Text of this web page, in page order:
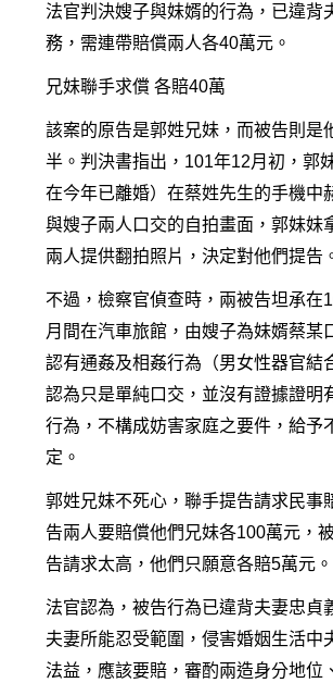
法官判決嫂子與妹婿的行為，已違背
務，需連帶賠償兩人各40萬元。
兄妹聯手求償 各賠40萬
該案的原告是郭姓兄妹，而被告則是
半。判決書指出，101年12月初，郭
在今年已離婚）在蔡姓先生的手機中
與嫂子兩人口交的自拍畫面，郭妹妹
兩人提供翻拍照片，決定對他們提告
不過，檢察官偵查時，兩被告坦承在
月間在汽車旅館，由嫂子為妹婿蔡某
認有通姦及相姦行為（男女性器官結
認為只是單純口交，並沒有證據證明
行為，不構成妨害家庭之要件，給予
定。
郭姓兄妹不死心，聯手提告請求民事
告兩人要賠償他們兄妹各100萬元，
告請求太高，他們只願意各賠5萬元。
法官認為，被告行為已違背夫妻忠貞
夫妻所能忍受範圍，侵害婚姻生活中
法益，應該要賠，審酌兩造身分地位